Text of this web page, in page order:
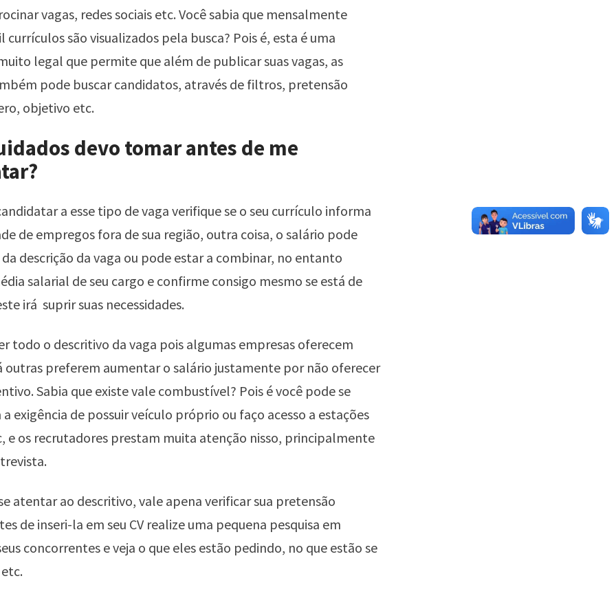
vagas, redes sociais etc. Você sabia que mensalmente
currículos são visualizados pela busca? Pois é, esta é uma
legal que permite que além de publicar suas vagas, as
pode buscar candidatos, através de filtros, pretensão
objetivo etc.
devo tomar antes de me
a esse tipo de vaga verifique se o seu currículo informa
de empregos fora de sua região, outra coisa, o salário pode
descrição da vaga ou pode estar a combinar, no entanto
salarial de seu cargo e confirme consigo mesmo se está de
irá suprir suas necessidades.
todo o descritivo da vaga pois algumas empresas oferecem
outras preferem aumentar o salário justamente por não oferecer
Sabia que existe vale combustível? Pois é você pode se
exigência de possuir veículo próprio ou faço acesso a estações
e os recrutadores prestam muita atenção nisso, principalmente
atentar ao descritivo, vale apena verificar sua pretensão
de inseri-la em seu CV realize uma pequena pesquisa em
concorrentes e veja o que eles estão pedindo, no que estão se